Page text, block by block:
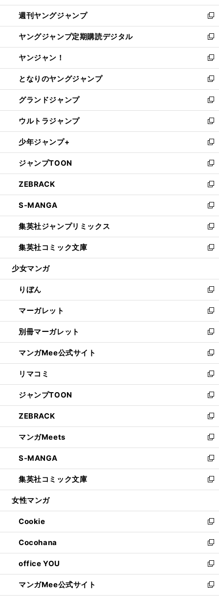
開
く
ウ
で
開
く
ン
ド
ウ
で
開
く
ウ
ィ
ン
ド
ウ
で
開
く
週刊ヤングジャンプ
新
し
い
ウ
ィ
ン
ド
ウ
で
開
く
ヤングジャンプ定期購読デジタル
新
し
い
ウ
ィ
ン
ド
ウ
で
開
く
ヤンジャン！
新
し
い
ウ
ィ
ン
ド
ウ
で
開
く
となりのヤングジャンプ
新
し
い
ウ
ィ
ン
ド
ウ
で
開
く
グランドジャンプ
新
し
い
ウ
ィ
ン
ド
ウ
で
開
く
ウルトラジャンプ
新
し
い
ウ
ィ
ン
ド
ウ
で
開
く
少年ジャンプ+
新
し
い
ウ
ィ
ン
ド
ウ
で
開
く
ジャンプTOON
新
し
い
ウ
ィ
ン
ド
ウ
で
開
ZEBRACK
新
し
い
ウ
ィ
ン
ド
ウ
開
く
S-MANGA
新
し
い
ウ
ィ
ン
ウ
で
開
く
集英社ジャンプリミックス
新
し
い
ウ
ン
ド
ウ
で
開
く
集英社コミック文庫
新
し
ウ
ィ
ン
ド
ウ
で
開
く
少女マンガ
りぼん
新
し
い
ウ
ィ
ン
ド
ウ
で
開
く
マーガレット
新
し
い
ウ
ィ
ン
ド
ウ
で
開
く
別冊マーガレット
新
し
い
ウ
ィ
ン
ド
ウ
で
開
く
マンガMee公式サイト
新
し
い
ウ
ィ
ン
ド
ウ
で
開
く
リマコミ
新
し
い
ウ
ィ
ン
ド
ウ
で
開
く
ジャンプTOON
新
し
い
ウ
ィ
ン
ド
ウ
で
開
ZEBRACK
新
し
い
ウ
ィ
ン
ド
ウ
開
く
マンガMeets
新
し
い
ウ
ィ
ン
ウ
で
開
く
S-MANGA
新
し
い
ウ
ン
ド
ウ
で
開
く
集英社コミック文庫
新
し
ウ
ィ
ン
ド
ウ
で
開
く
女性マンガ
Cookie
新
し
い
ウ
ィ
ン
ド
ウ
Cocohana
新
し
い
ウ
ィ
ン
office YOU
新
し
い
ウ
マンガMee公式サイト
新
し